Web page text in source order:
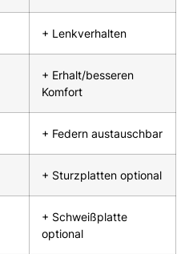
+ Lenkverhalten
+ Erhalt/besseren
Komfort
+ Federn austauschbar
+ Sturzplatten optional
+ Schweißplatte
optional